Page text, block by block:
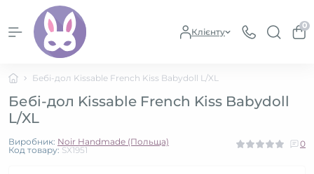
Клієнту
0
Бебі-дол Kissable French Kiss Babydoll L/XL
Бебі-дол Kissable French Kiss Babydoll
L/XL
Виробник: Noir Handmade (Польща)
Код товару: SX1951
0